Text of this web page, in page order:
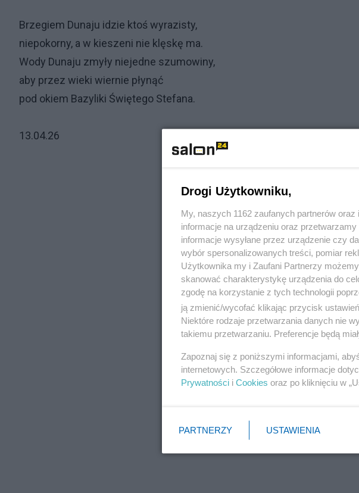
Brzegiem Dunaju idzie ktoś wyrazisty,
niepokorny, a w kieszeni nie klęskę ma.
Wody Dunaju zmyły niejedne szumowiny,
aby przez wieki wiernie płynąć
pod okiem Bazyliki Świętego Stefana.
13.04.26
Drogi Użytkowniku,
My, naszych 1162 zaufanych partnerów
informacje na urządzeniu oraz
informacje wysyłane przez urządzenie czy
wybór spersonalizowanych treści, pomiar
Użytkownika my i Zaufani Partnerzy
skanować charakterystykę urządzenia do
zgodę na korzystanie z tych technologii
ją zmienić/wycofać klikając przycisk
Niektóre rodzaje przetwarzania danych nie
takiemu przetwarzaniu. Preferencje będą
Zapoznaj się z poniższymi informacjami,
internetowych. Szczegółowe informacje
Prywatności i Cookies oraz po kliknięciu w
PARTNERZY USTAWIENIA